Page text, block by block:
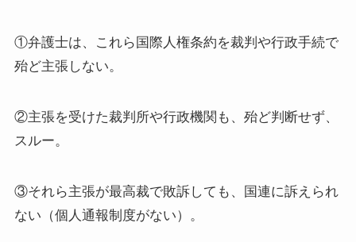
①弁護士は、これら国際人権条約を裁判や行政手続で
殆ど主張しない。
②主張を受けた裁判所や行政機関も、殆ど判断せず、
スルー。
③それら主張が最高裁で敗訴しても、国連に訴えられ
ない（個人通報制度がない）。